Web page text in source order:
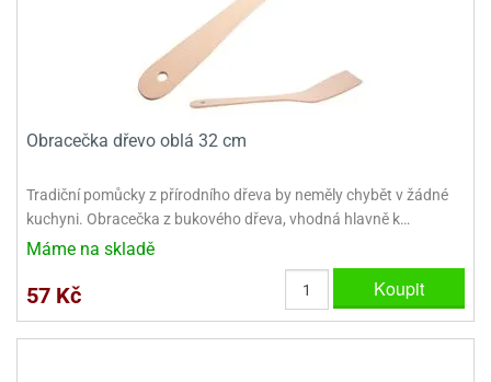
Obracečka dřevo oblá 32 cm
Tradiční pomůcky z přírodního dřeva by neměly chybět v žádné
kuchyni. Obracečka z bukového dřeva, vhodná hlavně k…
Máme na skladě
57 Kč Koupit